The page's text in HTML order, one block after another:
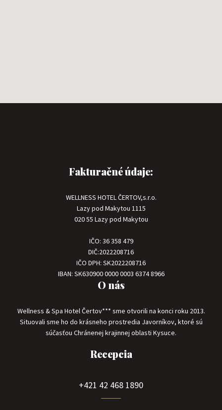
Fakturačné údaje:
WELLNESS HOTEL ČERTOV,s.r.o.
Lazy pod Makytou 1115
020 55 Lazy pod Makytou
IČO: 36 358 479
DIČ:2022208716
IČO DPH: SK2022208716
IBAN: SK630900 0000 0003 6374 8966
O nás
Wellness & Spa Hotel Čertov*** sme otvorili na konci roku 2013.
Situovali sme ho do krásneho prostredia Javorníkov, ktoré sú
súčasťou Chránenej krajinnej oblasti Kysuce.
Recepcia
+421 42 468 1890